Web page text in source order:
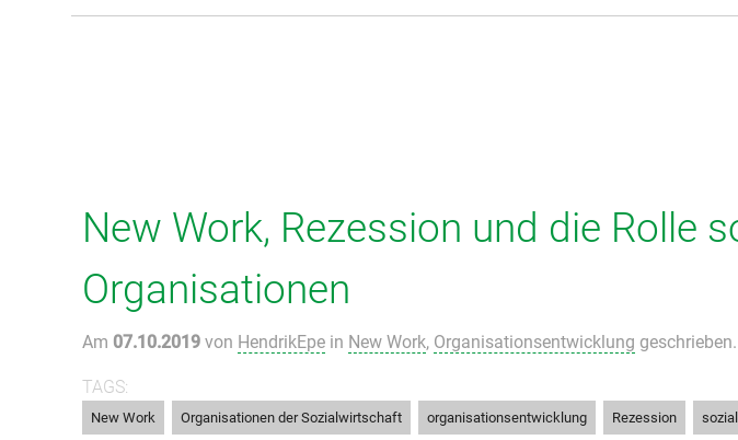
New Work, Rezession und die Rolle
Organisationen
Am 07.10.2019 von HendrikEpe in New Work, Organisationsentwicklung geschrieben.
TAGS:
New Work Organisationen der Sozialwirtschaft organisationsentwicklung Rezession